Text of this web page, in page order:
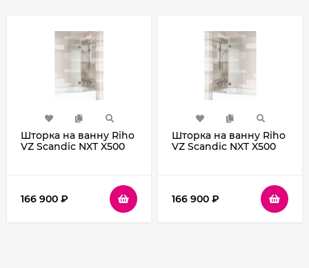
Шторка на ванну Riho
VZ Scandic NXT X500
166 900 ₽
Шторка на ванну Riho
VZ Scandic NXT X500
прозрачное
166 900 ₽